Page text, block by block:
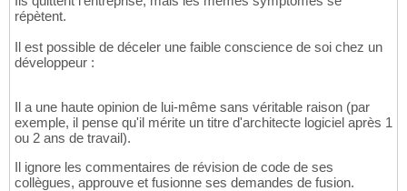
répètent.
Il est possible de déceler une faible conscience de soi chez un
développeur :
Il a une haute opinion de lui-même sans véritable raison (par
exemple, il pense qu'il mérite un titre d'architecte logiciel après 1
ou 2 ans de travail).
Il ignore les commentaires de révision de code de ses
collègues, approuve et fusionne ses demandes de fusion.